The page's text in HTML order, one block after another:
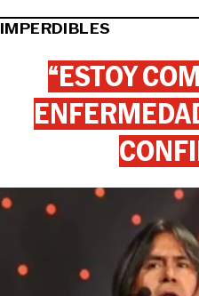
IMPERDIBLES
“ESTOY